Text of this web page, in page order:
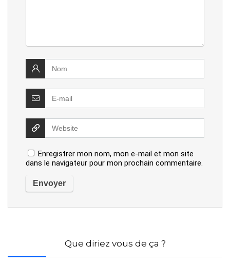
Enregistrer mon nom, mon e-mail et mon site
dans le navigateur pour mon prochain commentaire.
Que diriez vous de ça ?